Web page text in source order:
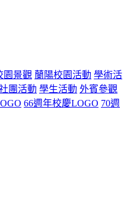
園景觀 蘭陽校園活動 學術活
團活動 學生活動 外賓參觀
66週年校慶LOGO 70週